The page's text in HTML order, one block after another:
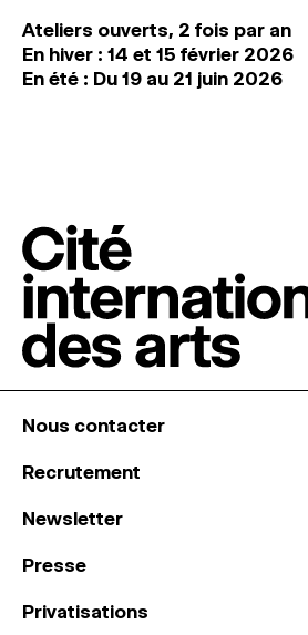
Ateliers ouverts, 2 fois par an
En hiver : 14 et 15 février 2026
En été : Du 19 au 21 juin 2026
Nous contacter
Recrutement
Newsletter
Presse
Privatisations